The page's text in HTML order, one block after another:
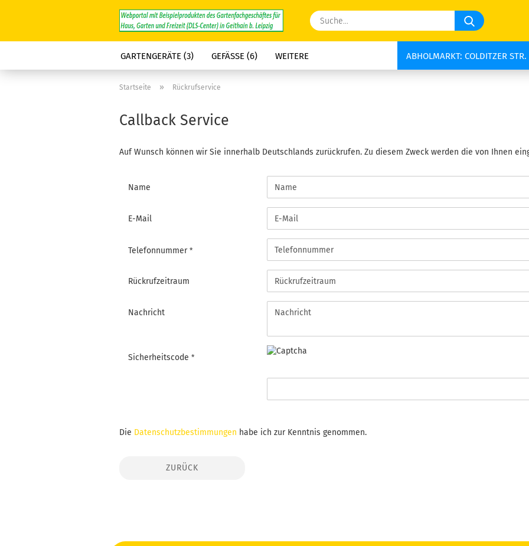
Suche...
GARTENGERÄTE (3) GEFÄSSE (6) ABHOLMARKT: COLDITZER
WEITERE
Startseite » Rückrufservice
Callback Service
Auf Wunsch können wir Sie innerhalb Deutschlands zurückrufen. Zu diesem Zweck werden die von Ihnen
SERVICE
Name
E-Mail
Telefonnummer
Rückrufzeitraum
Nachricht
Sicherheitscode
DATENSCHUTZBESTIMMUNGEN
Die Datenschutzbestimmungen habe ich zur Kenntnis genommen.
ZURÜCK